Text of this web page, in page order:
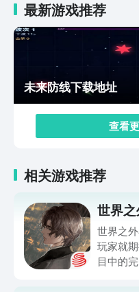
最新游戏推荐
未来防线下载地址
查看
相关游戏推荐
世界
世界之
玩家就
目中的